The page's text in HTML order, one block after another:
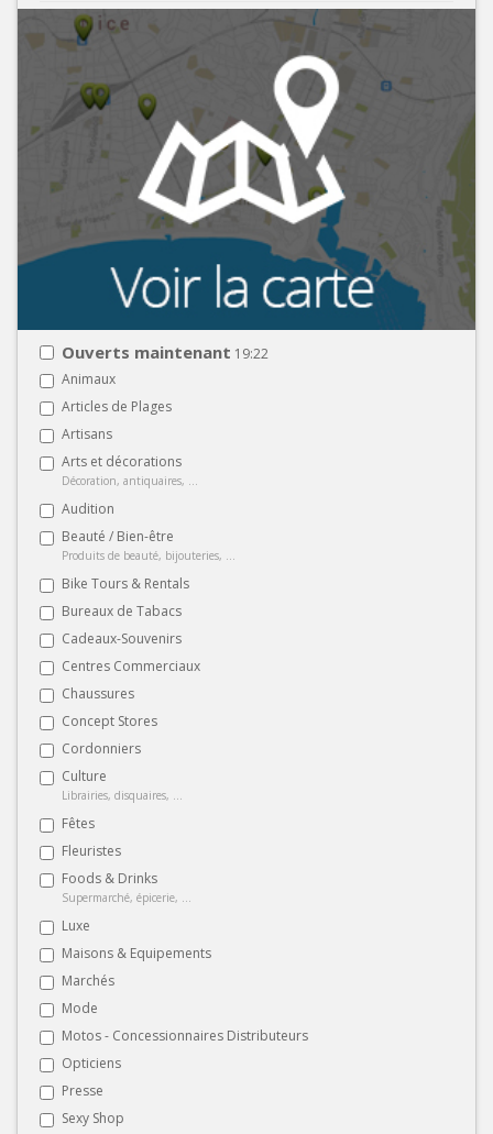
Ouverts maintenant 19:22
Animaux
Articles de Plages
Artisans
Arts et décorations
Décoration, antiquaires, ...
Audition
Beauté / Bien-être
Produits de beauté, bijouteries, ...
Bike Tours & Rentals
Bureaux de Tabacs
Cadeaux-Souvenirs
Centres Commerciaux
Chaussures
Concept Stores
Cordonniers
Culture
Librairies, disquaires, ...
Fêtes
Fleuristes
Foods & Drinks
Supermarché, épicerie, ...
Luxe
Maisons & Equipements
Marchés
Mode
Motos - Concessionnaires Distributeurs
Opticiens
Presse
Sexy Shop